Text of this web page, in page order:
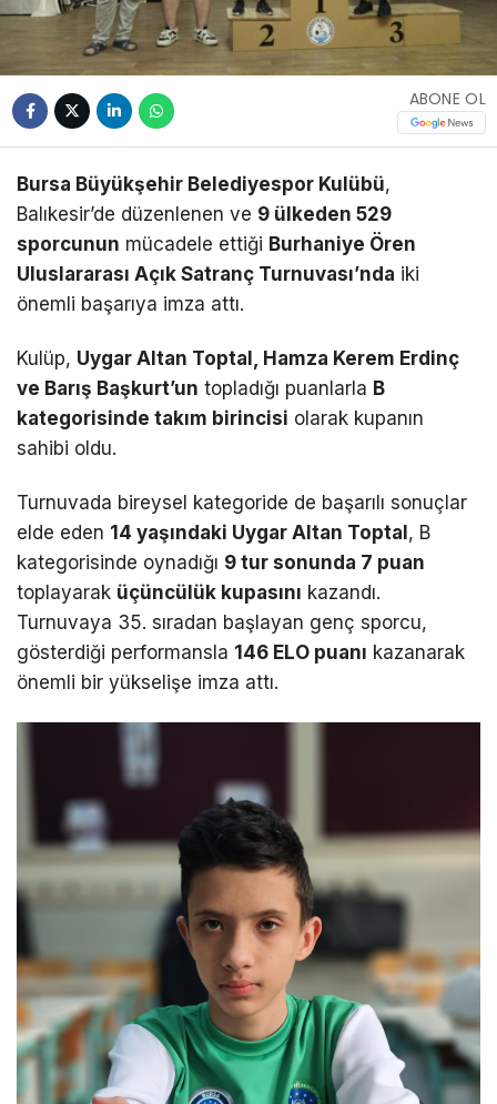
ABONE OL
Bursa Büyükşehir Belediyespor Kulübü,
Balıkesir’de düzenlenen ve 9 ülkeden 529
sporcunun mücadele ettiği Burhaniye Ören
Uluslararası Açık Satranç Turnuvası’nda iki
önemli başarıya imza attı.
Kulüp, Uygar Altan Toptal, Hamza Kerem Erdinç
ve Barış Başkurt’un topladığı puanlarla B
kategorisinde takım birincisi olarak kupanın
sahibi oldu.
Turnuvada bireysel kategoride de başarılı sonuçlar
elde eden 14 yaşındaki Uygar Altan Toptal , B
kategorisinde oynadığı 9 tur sonunda 7 puan
toplayarak üçüncülük kupasını kazandı.
Turnuvaya 35. sıradan başlayan genç sporcu,
gösterdiği performansla 146 ELO puanı kazanarak
önemli bir yükselişe imza attı.